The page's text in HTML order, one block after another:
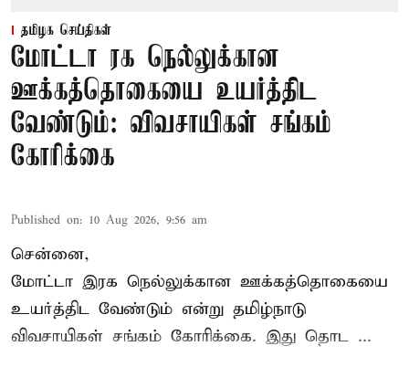
தமிழக செய்திகள்
மோட்டா ரக நெல்லுக்கான
ஊக்கத்தொகையை உயர்த்திட
வேண்டும்: விவசாயிகள் சங்கம்
கோரிக்கை
Published on: 10 Aug 2026, 9:56 am
சென்னை,
மோட்டா இரக நெல்லுக்கான ஊக்கத்தொகையை
உயர்த்திட வேண்டும் என்று தமிழ்நாடு
விவசாயிகள் சங்கம் கோரிக்கை. இது தொட ...